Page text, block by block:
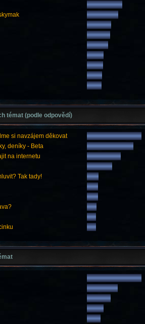
témat (podle odpovědí)
si navzájem děkovat
deníky - Beta
na internetu
Tak tady!